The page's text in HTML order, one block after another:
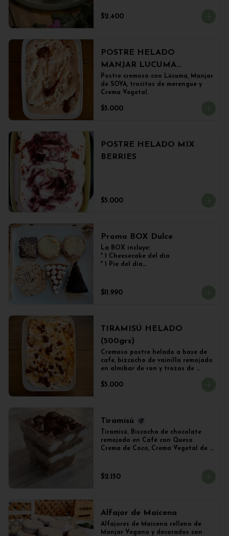
$2.400
POSTRE HELADO
MANJAR LUCUMA
(500grs)
Postre cremoso con Lúcuma, Manjar
de SOYA, trocitos de merengue y
Crema Vegetal.
$5.000
POSTRE HELADO MIX
BERRIES
$5.000
Promo BOX Dulce
La BOX incluye:
* 1 Cheesecake del día
* 1 Pie del día
* 2 Galletones de Avena
$11.990
TIRAMISÚ HELADO
(500grs)
Cremoso postre helado a base de
cafe, bizcocho de vainilla remojado
en almibar de ron y trozos de
$5.000
Tiramisú
Tiramisú. Biscocho de chocolate
remojado en Café con Queso
Crema de Coco, Crema Vegetal de
$2.150
Alfajor de Maicena
Alfajores de Maicena relleno de
Manjar Vegano y decorados con